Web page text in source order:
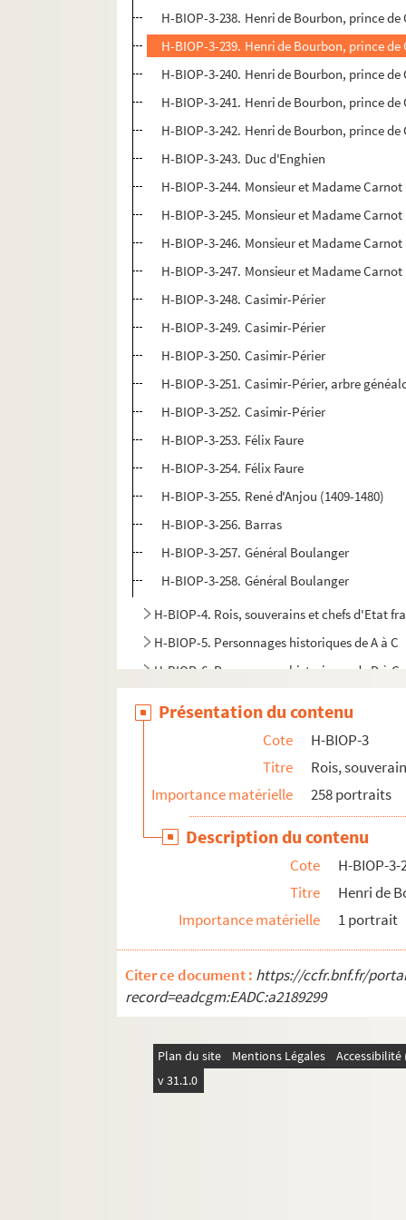
H-BIOP-3-238. Henri de Bourbon, prince de
H-BIOP-3-239. Henri de Bourbon, prince de
H-BIOP-3-240. Henri de Bourbon, prince de
H-BIOP-3-241. Henri de Bourbon, prince de
H-BIOP-3-242. Henri de Bourbon, prince de
H-BIOP-3-243. Duc d'Enghien
H-BIOP-3-244. Monsieur et Madame Carnot
H-BIOP-3-245. Monsieur et Madame Carnot
H-BIOP-3-246. Monsieur et Madame Carnot
H-BIOP-3-247. Monsieur et Madame Carnot
H-BIOP-3-248. Casimir-Périer
H-BIOP-3-249. Casimir-Périer
H-BIOP-3-250. Casimir-Périer
H-BIOP-3-251. Casimir-Périer, arbre
H-BIOP-3-252. Casimir-Périer
H-BIOP-3-253. Félix Faure
H-BIOP-3-254. Félix Faure
H-BIOP-3-255. René d'Anjou (1409-1480)
H-BIOP-3-256. Barras
H-BIOP-3-257. Général Boulanger
H-BIOP-3-258. Général Boulanger
H-BIOP-4. Rois, souverains et chefs d'Etat
H-BIOP-5. Personnages historiques de A à C
H-BIOP-6. Personnages historiques de D à G
Présentation du contenu
Cote
H-BIOP-3
Titre
Rois,
Importance matérielle
258 portraits
Description du contenu
Cote
H-BIOP-3-
Titre
Henri de
Importance matérielle
1 portrait
Citer ce document : https://ccfr.bnf.fr/
record=eadcgm:EADC:a2189299
Plan du site Mentions Légales
v 31.1.0